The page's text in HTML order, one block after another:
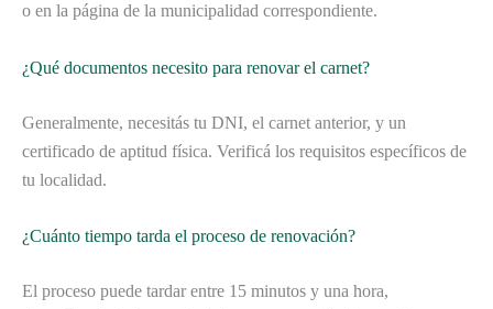
o en la página de la municipalidad correspondiente.
¿Qué documentos necesito para renovar el carnet?
Generalmente, necesitás tu DNI, el carnet anterior, y un
certificado de aptitud física. Verificá los requisitos específicos de
tu localidad.
¿Cuánto tiempo tarda el proceso de renovación?
El proceso puede tardar entre 15 minutos y una hora,